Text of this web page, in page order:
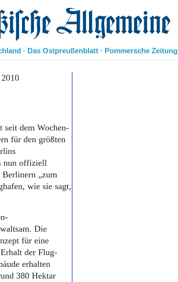
Zeitung
· Das Ostpreußenblatt · Pommersche Zeitung
Leben
Geschichte
Pommern
Berlin-Brandenburg
Schlesien
seit dem Wochen­
für den größten
nun offiziell
Berlinern „zum
wie sie sagt,
Die
für eine
der Flug-
erhalten
380 Hektar